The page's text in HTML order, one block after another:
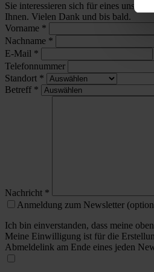
Sie interessieren sich für eines
Ihnen. Vielen Dank und bis bald.
Vorname *
Nachname *
E-Mail *
Telefonnummer
Standort *
Betreff *
Nachricht *
Anmeldung zum Newsletter
Ich bin einverstanden, dass meine
Meine Einwilligung ist für die
Abmeldelink am Ende eines jeden